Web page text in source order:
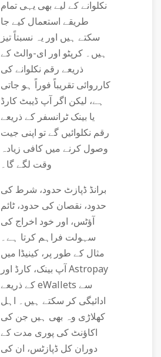
نکلوانے کے لیے بھی یہی تمام
طریقے استعمال کیے جا
سکتے ہیں اور یہ نسبتاً تیز
ہیں۔ کرپٹو اور ای-والٹ کے
ذریعے رقم نکلوانے کی
کارروائی تقریباً فوراً ہو جاتی
ہے، لیکن اگر آپ ڈیبٹ کارڈ
یا بینک ٹرانسفر کے ذریعے
رقم نکلوائیں گے تو اپنی جیت
وصول کرنے میں کافی زیادہ
وقت لگے گا۔
برانڈ ڈپازٹ حدود، شرط کی
حدود، نقصان کی حدود، ٹائم
آؤٹس، اور خود اخراج کی
سہولت فراہم کرتا ہے۔
مثال کے طور پر، کینیڈا میں
آپ بینک، کارڈ اور Astropay
کے ذریعے eWallets سے
ادائیگی کر سکتے ہیں۔ اہل
کھلاڑی وہ بھی ہیں جن کی
اکاؤنٹ کی پوری مدت کے
دوران کل ڈپازٹس، ان کی